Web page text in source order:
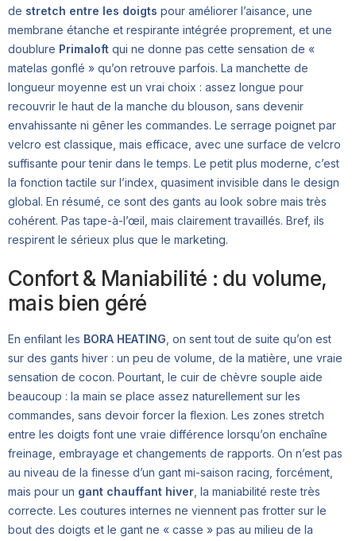
de stretch entre les doigts pour améliorer l’aisance, une
membrane étanche et respirante intégrée proprement, et une
doublure Primaloft qui ne donne pas cette sensation de «
matelas gonflé » qu’on retrouve parfois. La manchette de
longueur moyenne est un vrai choix : assez longue pour
recouvrir le haut de la manche du blouson, sans devenir
envahissante ni gêner les commandes. Le serrage poignet par
velcro est classique, mais efficace, avec une surface de velcro
suffisante pour tenir dans le temps. Le petit plus moderne, c’est
la fonction tactile sur l’index, quasiment invisible dans le design
global. En résumé, ce sont des gants au look sobre mais très
cohérent. Pas tape-à-l’œil, mais clairement travaillés. Bref, ils
respirent le sérieux plus que le marketing.
Confort & Maniabilité : du volume,
mais bien géré
En enfilant les BORA HEATING , on sent tout de suite qu’on est
sur des gants hiver : un peu de volume, de la matière, une vraie
sensation de cocon. Pourtant, le cuir de chèvre souple aide
beaucoup : la main se place assez naturellement sur les
commandes, sans devoir forcer la flexion. Les zones stretch
entre les doigts font une vraie différence lorsqu’on enchaîne
freinage, embrayage et changements de rapports. On n’est pas
au niveau de la finesse d’un gant mi-saison racing, forcément,
mais pour un gant chauffant hiver , la maniabilité reste très
correcte. Les coutures internes ne viennent pas frotter sur le
bout des doigts et le gant ne « casse » pas au milieu de la